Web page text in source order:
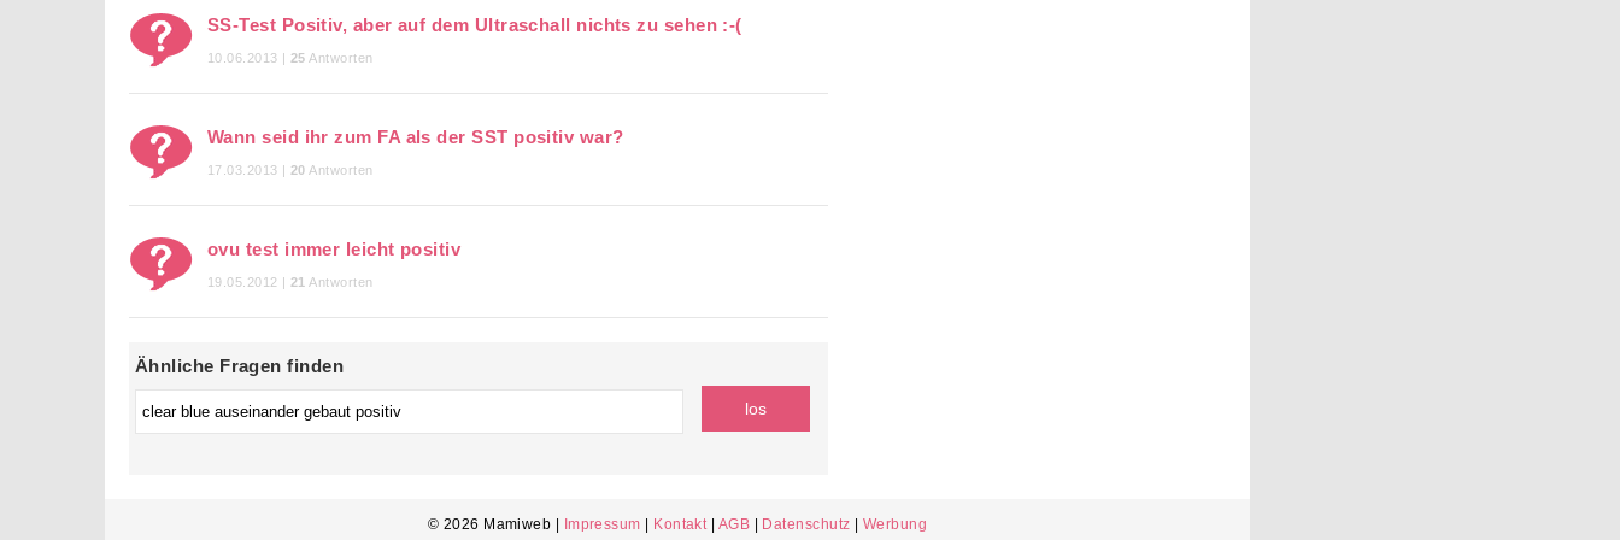
SS-Test Positiv, aber auf dem Ultraschall nichts zu sehen :-(
10.06.2013 | 25 Antworten
Wann seid ihr zum FA als der SST positiv war?
17.03.2013 | 20 Antworten
ovu test immer leicht positiv
19.05.2012 | 21 Antworten
Ähnliche Fragen finden
© 2026 Mamiweb | Impressum | Kontakt | AGB | Datenschutz | Werbung